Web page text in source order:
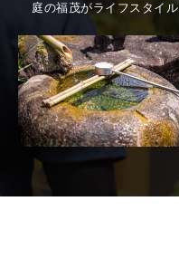
庭の福茂がライフスタイ